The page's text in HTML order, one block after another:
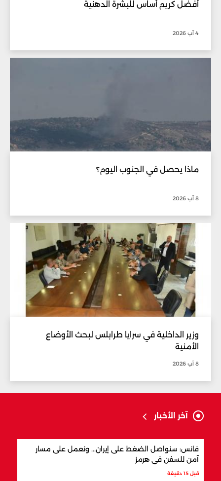
أفضل كريم أساس للبشرة الدهنية
4 آب 2026
ماذا يحصل في الجنوب اليوم؟
8 آب 2026
وزير الداخلية في سرايا طرابلس لبحث الأوضاع
الأمنية
8 آب 2026
آخر الأخبار
فانس: سنواصل الضغط على إيران... ونعمل على مسار
آمن للسفن في هرمز
قبل 15 دقيقة